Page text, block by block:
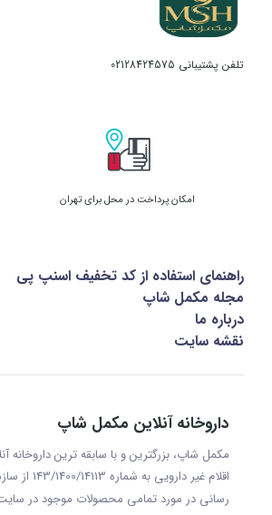
تلفن پشتیبانی 02128424575
امکان پرداخت در محل برای تهران
راهنمای استفاده از کد تخفیف اسنپ پی
مجله مکمل شاپ
درباره ما
نقشه سایت
داروخانه آنلاین مکمل شاپ
مکمل شاپ، بزرگترین و با سابقه ترین
اقلام
رسانی در مورد تمامی محصولات موجود در